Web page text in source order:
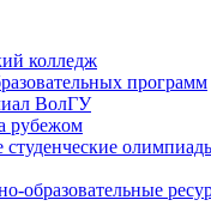
колледж
программ
ВолГУ
рубежом
студенческие
образовательные